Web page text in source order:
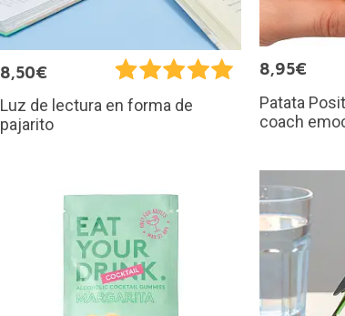
8,50€
Luz de lectura en forma de
pajarito
8,95€
Patata
coach